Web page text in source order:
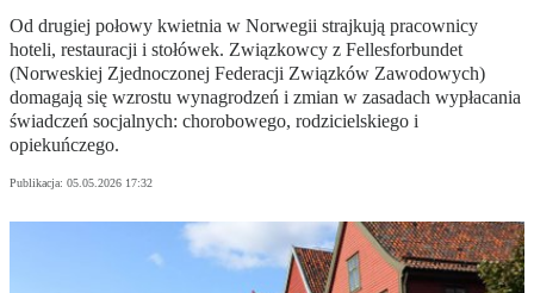
Od drugiej połowy kwietnia w Norwegii strajkują pracownicy
hoteli, restauracji i stołówek. Związkowcy z Fellesforbundet
(Norweskiej Zjednoczonej Federacji Związków Zawodowych)
domagają się wzrostu wynagrodzeń i zmian w zasadach wypłacania
świadczeń socjalnych: chorobowego, rodzicielskiego i
opiekuńczego.
Publikacja: 05.05.2026 17:32